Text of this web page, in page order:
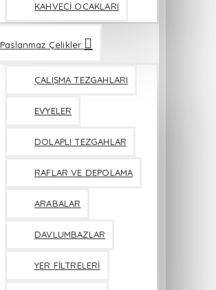
KAHVECİ OCAKLARI
Paslanmaz Çelikler
ÇALIŞMA TEZGAHLARI
EVYELER
DOLAPLI TEZGAHLAR
RAFLAR VE DEPOLAMA
ARABALAR
DAVLUMBAZLAR
YER FİLTRELERİ